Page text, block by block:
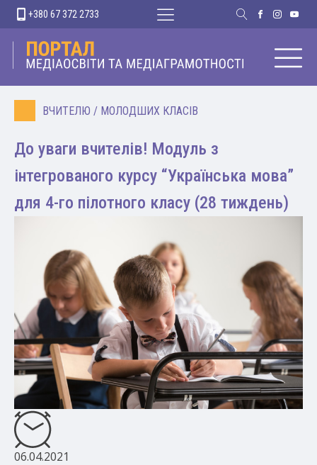
+380 67 372 2733
ВЧИТЕЛЮ / МОЛОДШИХ КЛАСІВ
До уваги вчителів! Модуль з
інтегрованого курсу “Українська мова”
для 4-го пілотного класу (28 тиждень)
06.04.2021